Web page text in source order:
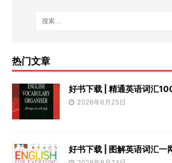
热门文章
好书下载 | 精通英语词汇
2026年6月25日
好书下载 | 图解英语词汇一